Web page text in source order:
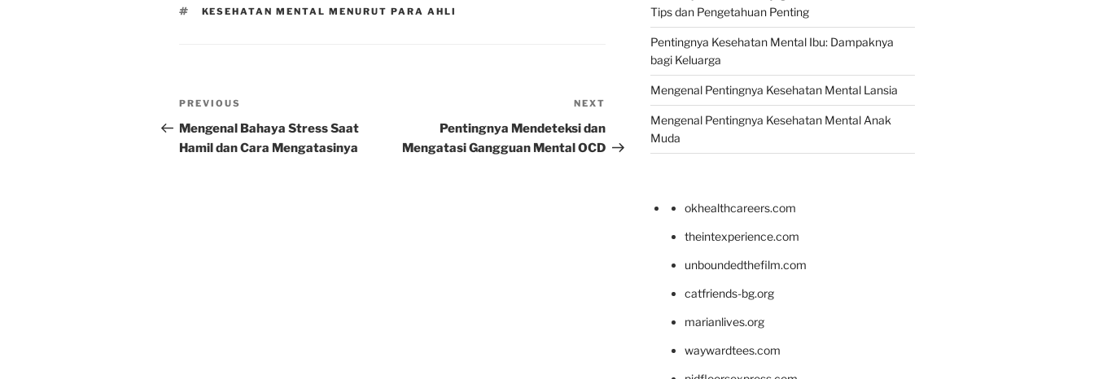
TAGS
KESEHATAN MENTAL MENURUT PARA AHLI
Post
navigation
Previous
Post
PREVIOUS
Mengenal Bahaya Stress Saat
Hamil dan Cara Mengatasinya
Post
NEXT
Pentingnya Mendeteksi dan
Mengatasi Gangguan Mental OCD
Tips dan Pengetahuan Penting
Pentingnya Kesehatan Mental Ibu: Dampaknya
bagi Keluarga
Mengenal Pentingnya Kesehatan Mental Lansia
Mengenal Pentingnya Kesehatan Mental Anak
Muda
okhealthcareers.com
theintexperience.com
unboundedthefilm.com
catfriends-bg.org
marianlives.org
waywardtees.com